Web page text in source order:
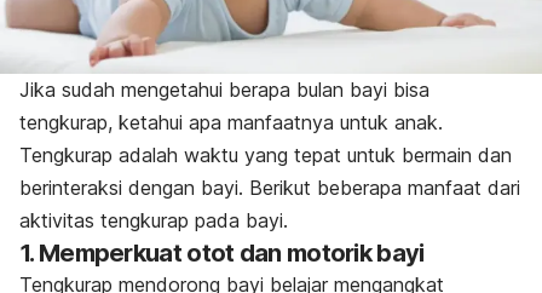
Jika sudah mengetahui berapa bulan bayi bisa
tengkurap, ketahui apa manfaatnya untuk anak.
Tengkurap adalah waktu yang tepat untuk bermain dan
berinteraksi dengan bayi. Berikut beberapa manfaat dari
aktivitas tengkurap pada bayi.
1. Memperkuat otot dan motorik bayi
Tengkurap mendorong bayi belajar mengangkat